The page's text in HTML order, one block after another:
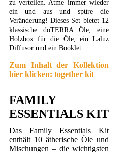
zu verteilen. Atme immer wieder
ein und aus und spüre die
Veränderung! Dieses Set bietet 12
klassische doTERRA Öle, eine
Holzbox für die Öle, ein Laluz
Diffusor und ein Booklet.
Zum Inhalt der Kollektion
hier klicken: together kit
FAMILY
ESSENTIALS KIT
Das Family Essentials Kit
enthält 10 ätherische Öle und
Mischungen – die wichtigsten